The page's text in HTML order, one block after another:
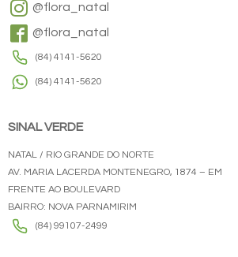
@flora_natal
@flora_natal
(84) 4141-5620
(84) 4141-5620
SINAL VERDE
NATAL / RIO GRANDE DO NORTE
AV. MARIA LACERDA MONTENEGRO, 1874 – EM
FRENTE AO BOULEVARD
BAIRRO: NOVA PARNAMIRIM
(84) 99107-2499